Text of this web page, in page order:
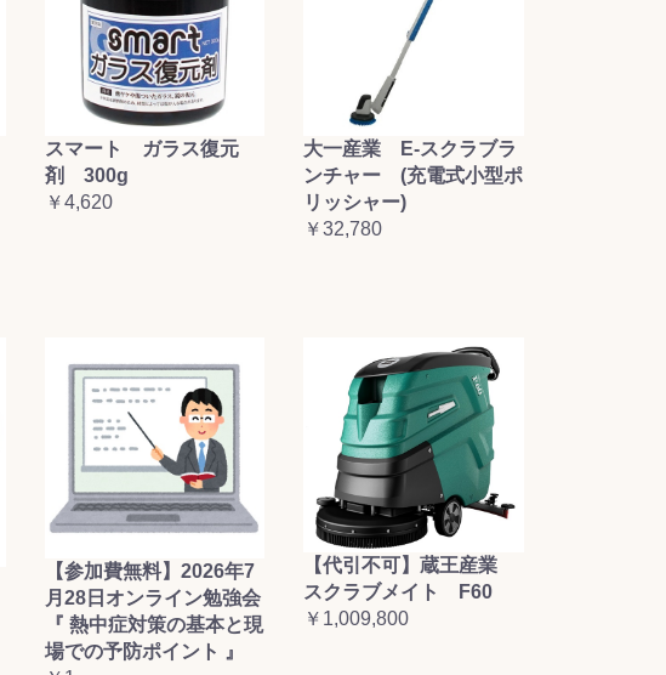
スマート ガラス復元
剤 300g
￥4,620
大一産業 E-スクラブラ
ンチャー (充電式小型ポ
リッシャー)
￥32,780
【参加費無料】2026年7
月28日オンライン勉強会
『 熱中症対策の基本と現
場での予防ポイント 』
【代引不可】蔵王産業
スクラブメイト F60
￥1,009,800